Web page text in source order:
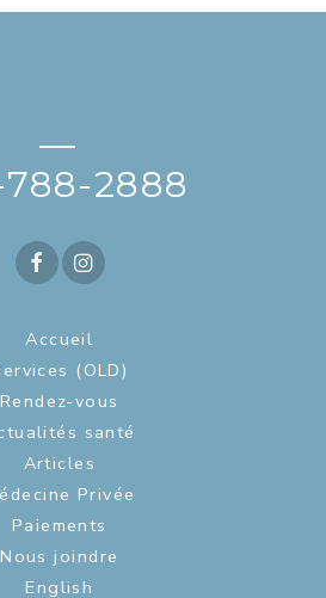
—
788-2888
Accueil
(OLD)
Rendez-vous
santé
Articles
Privée
Paiements
Nous joindre
English